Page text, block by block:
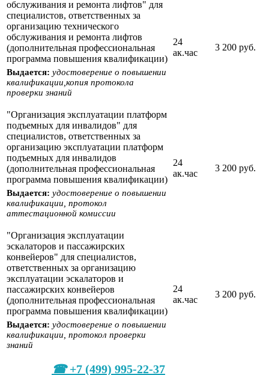
обслуживания и ремонта лифтов" для
специалистов, ответственных за
организацию технического
обслуживания и ремонта лифтов
(дополнительная профессиональная
программа повышения квалификации)
Выдается: удостоверение о повышении
квалификации,копия протокола
проверки знаний
24
ак.час
3 200 руб.
"Организация эксплуатации платформ
подъемных для инвалидов" для
специалистов, ответственных за
организацию эксплуатации платформ
подъемных для инвалидов
(дополнительная профессиональная
программа повышения квалификации)
Выдается: удостоверение о повышении
квалификации, протокол
аттестационной комиссии
24
ак.час
3 200 руб.
"Организация эксплуатации
эскалаторов и пассажирских
конвейеров" для специалистов,
ответственных за организацию
эксплуатации эскалаторов и
пассажирских конвейеров
(дополнительная профессиональная
программа повышения квалификации)
Выдается: удостоверение о повышении
квалификации, протокол проверки
знаний
24
ак.час
3 200 руб.
+7 (499) 995-22-37